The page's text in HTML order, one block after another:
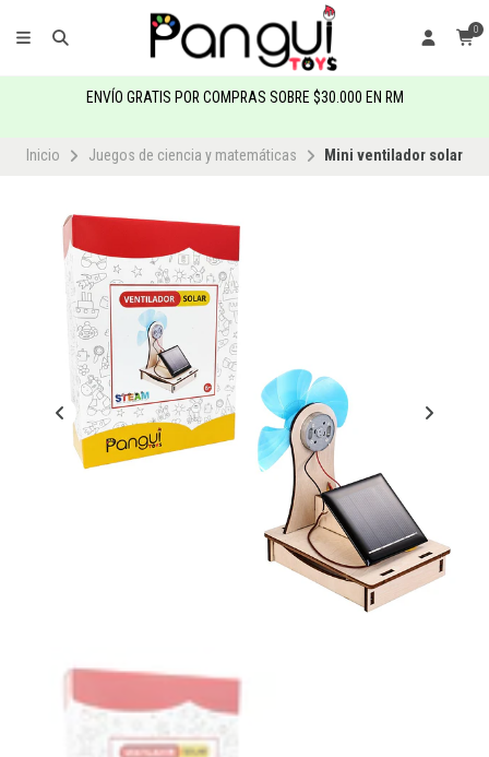
0
ENVÍO GRATIS POR COMPRAS SOBRE $30.000 EN RM
Inicio Juegos de ciencia y matemáticas Mini ventilador solar